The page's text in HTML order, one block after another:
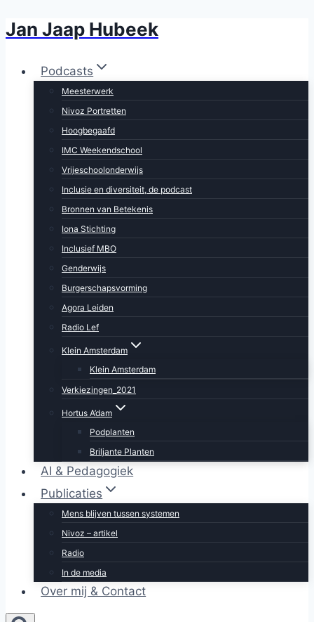
Doorgaan
inhoud
Jan Jaap Hubeek
Podcasts
Meesterwerk
Nivoz Portretten
Hoogbegaafd
IMC Weekendschool
Vrijeschoolonderwijs
Inclusie en diversiteit, de podcast
Bronnen van Betekenis
Iona Stichting
Inclusief MBO
Genderwijs
Burgerschapsvorming
Agora Leiden
Radio Lef
Klein Amsterdam
Klein Amsterdam
Verkiezingen_2021
Hortus A’dam
Podplanten
Briljante Planten
AI & Pedagogiek
Publicaties
Mens blijven tussen systemen
Nivoz – artikel
Radio
In de media
Over mij & Contact